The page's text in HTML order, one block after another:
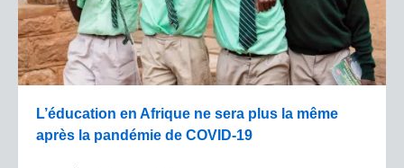
L’éducation en Afrique ne sera plus la même
après la pandémie de COVID-19